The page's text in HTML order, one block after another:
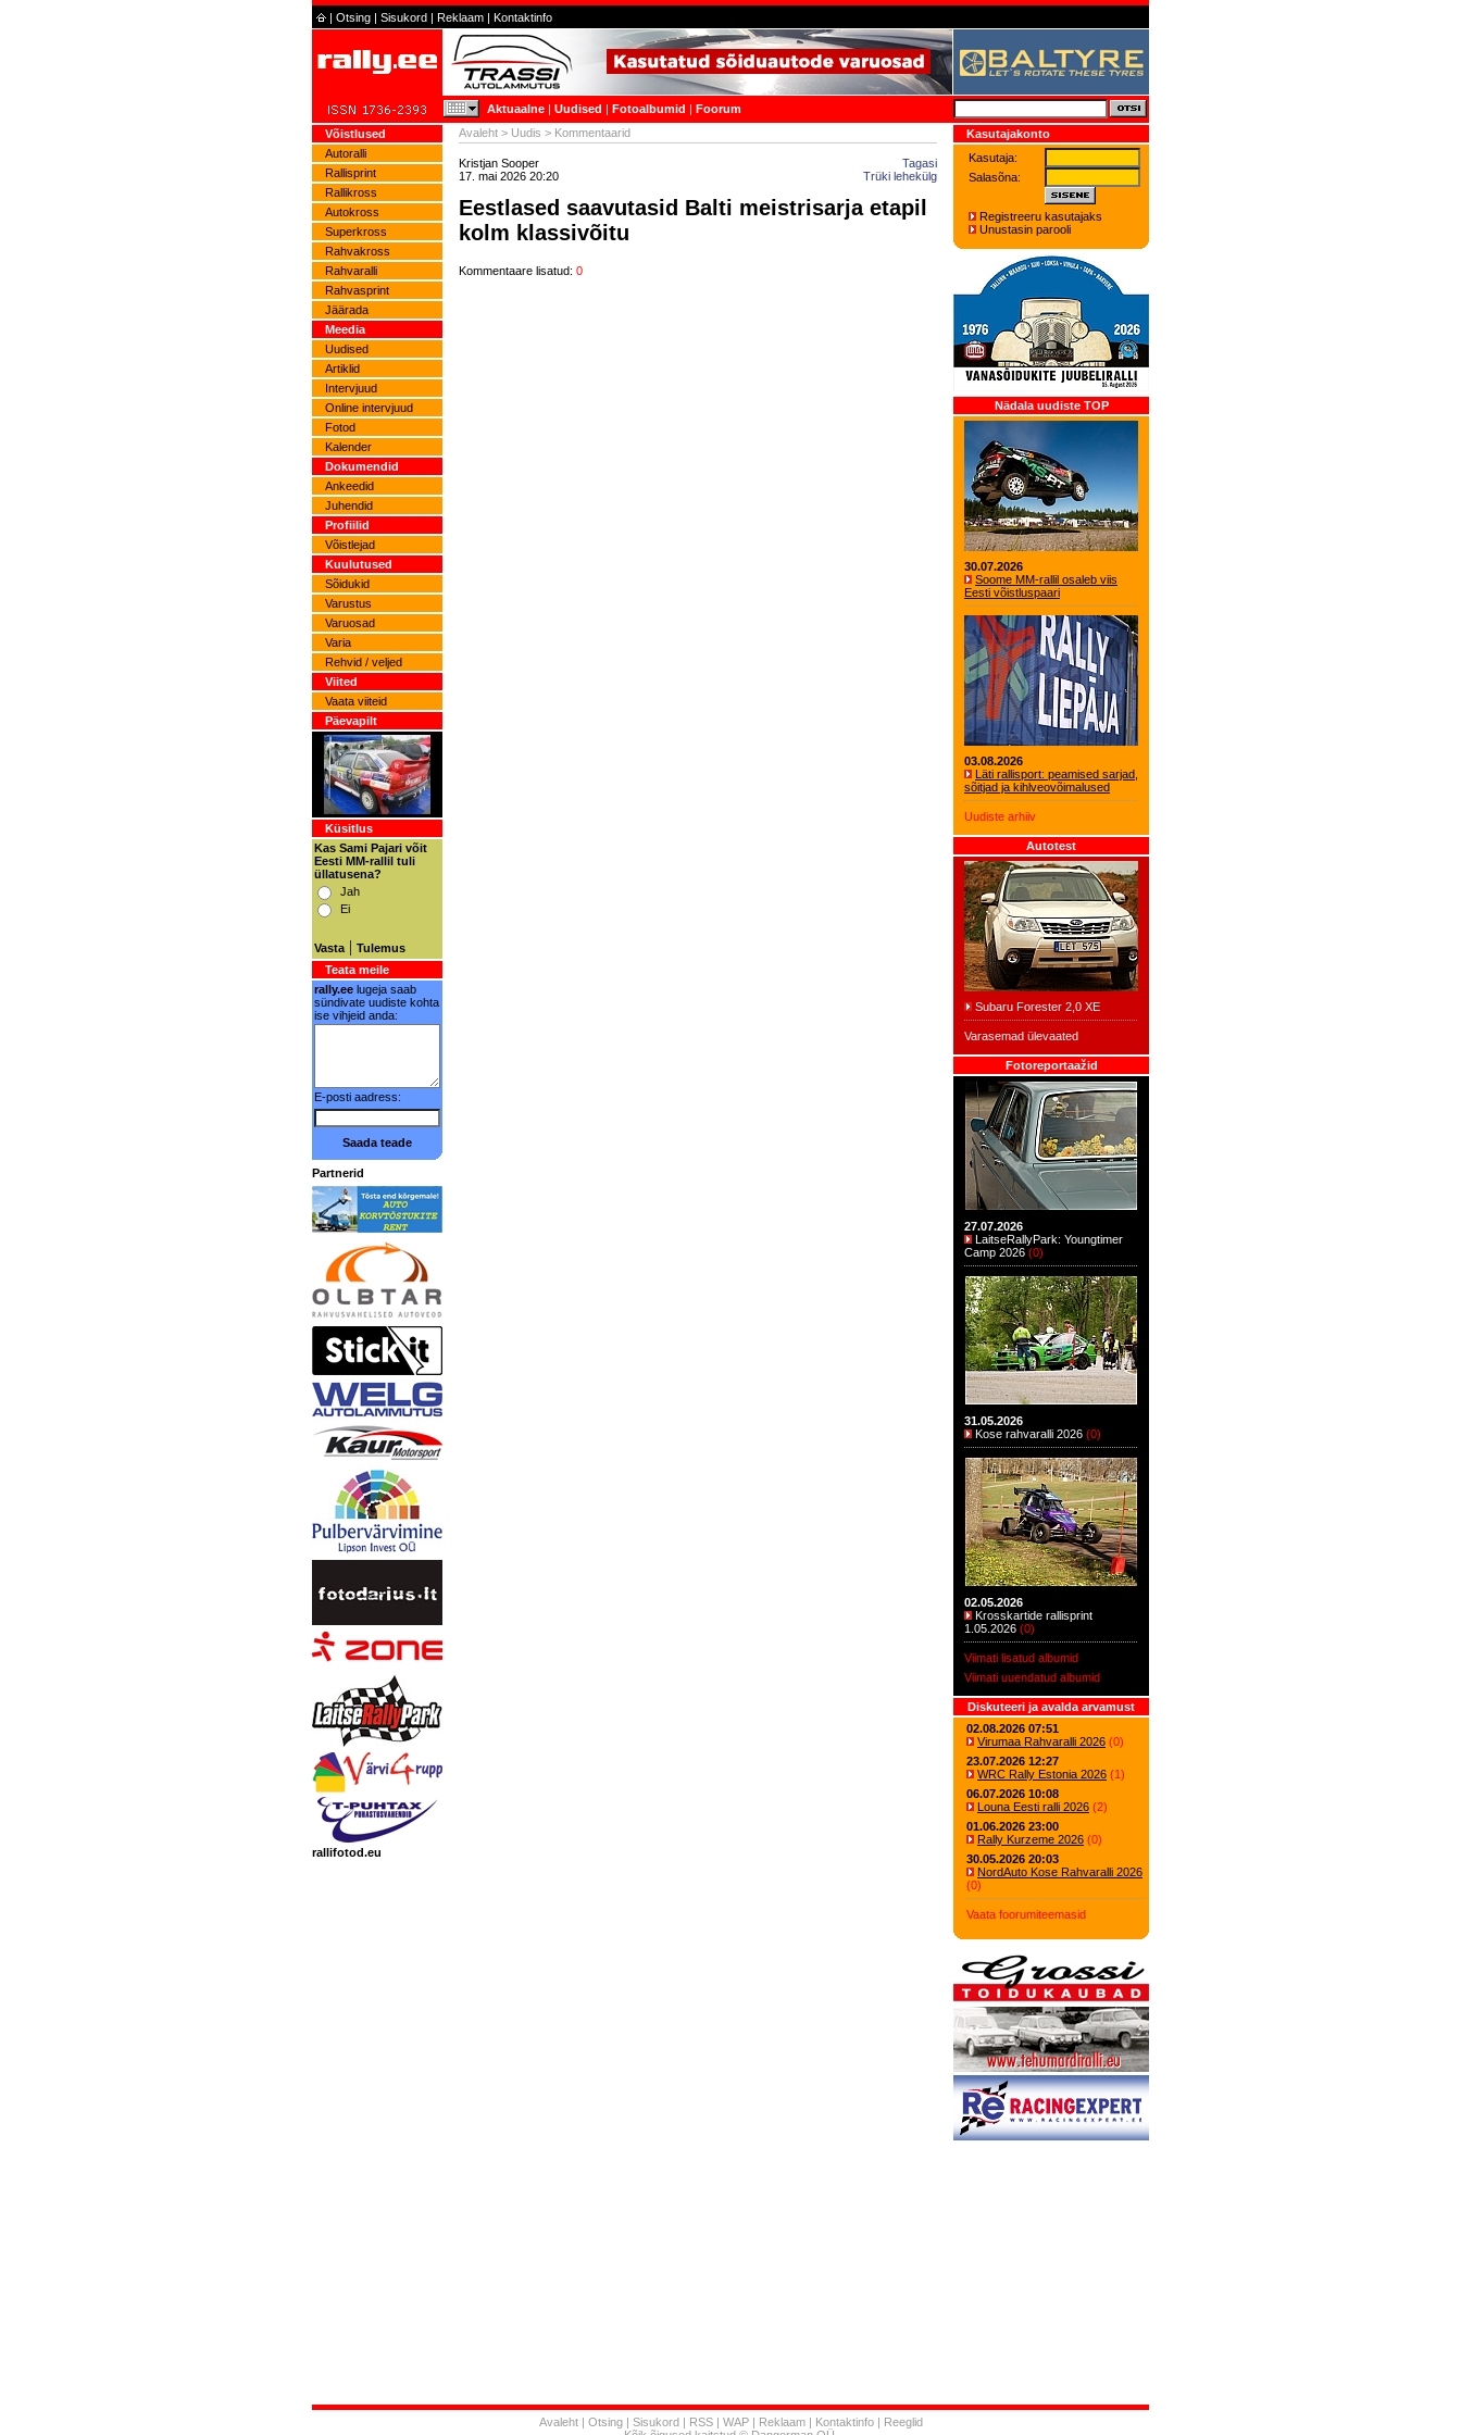
| Otsing | Sisukord | Reklaam | Kontaktinfo
Aktuaalne | Uudised | Fotoalbumid | Foorum
Võistlused
Autoralli
Rallisprint
Rallikross
Autokross
Superkross
Rahvakross
Rahvaralli
Rahvasprint
Jäärada
Meedia
Uudised
Artiklid
Intervjuud
Online intervjuud
Fotod
Kalender
Dokumendid
Ankeedid
Juhendid
Profiilid
Võistlejad
Kuulutused
Sõidukid
Varustus
Varuosad
Varia
Rehvid / veljed
Viited
Vaata viiteid
Päevapilt
Küsitlus
Kas Sami Pajari võit
Eesti MM-rallil tuli
üllatusena?
Jah
Ei
Vasta | Tulemus
Teata meile
rally.ee lugeja saab
sündivate uudiste kohta
ise vihjeid anda:
E-posti aadress:
Saada teade
Partnerid
rallifotod.eu
Avaleht > Uudis > Kommentaarid
Kristjan Sooper
17. mai 2026 20:20
Tagasi
Trüki lehekülg
Eestlased saavutasid Balti meistrisarja etapil
kolm klassivõitu
Kommentaare lisatud: 0
Kasutajakonto
Kasutaja:
Salasõna:
Registreeru kasutajaks
Unustasin parooli
Nädala uudiste TOP
30.07.2026
Soome MM-rallil osaleb viis
Eesti võistluspaari
03.08.2026
Läti rallisport: peamised sarjad,
sõitjad ja kihlveovõimalused
Uudiste arhiiv
Autotest
Subaru Forester 2,0 XE
Varasemad ülevaated
Fotoreportaažid
27.07.2026
LaitseRallyPark: Youngtimer
Camp 2026 (0)
31.05.2026
Kose rahvaralli 2026 (0)
02.05.2026
Krosskartide rallisprint
1.05.2026 (0)
Viimati lisatud albumid
Viimati uuendatud albumid
Diskuteeri ja avalda arvamust
02.08.2026 07:51
Virumaa Rahvaralli 2026 (0)
23.07.2026 12:27
WRC Rally Estonia 2026 (1)
06.07.2026 10:08
Louna Eesti ralli 2026 (2)
01.06.2026 23:00
Rally Kurzeme 2026 (0)
30.05.2026 20:03
NordAuto Kose Rahvaralli 2026
(0)
Vaata foorumiteemasid
Avaleht | Otsing| Sisukord | RSS | WAP| Reklaam| Kontaktinfo| Reeglid